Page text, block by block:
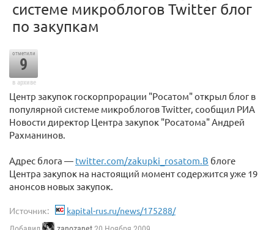
системе микроблогов Twitter блог
по закупкам
отметили
9
в архиве
Центр закупок госкорпрорации "Росатом" открыл блог в
популярной системе микроблогов Twitter, сообщил РИА
Новости директор Центра закупок "Росатома" Андрей
Рахманинов.
Адрес блога — twitter.com/zakupki_rosatom.В блоге
Центра закупок на настоящий момент содержится уже 19
анонсов новых закупок.
Источник: kapital-rus.ru/news/175288/